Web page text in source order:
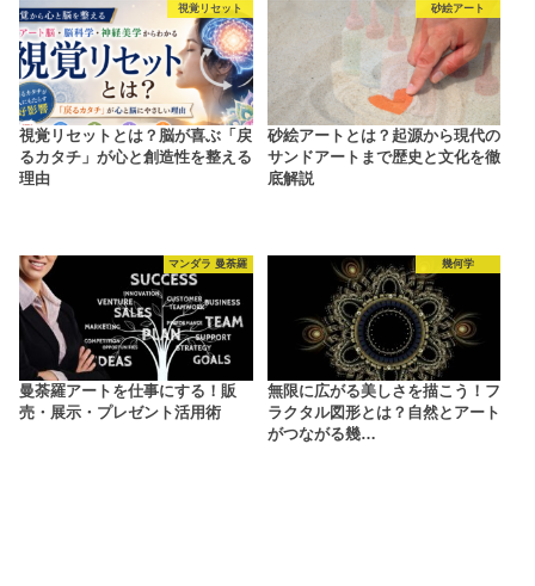
視覚リセット
視覚リセットとは？脳が喜ぶ「戻
るカタチ」が心と創造性を整える
理由
砂絵アート
砂絵アートとは？起源から現代の
サンドアートまで歴史と文化を徹
底解説
マンダラ 曼荼羅
曼荼羅アートを仕事にする！販
売・展示・プレゼント活用術
幾何学
無限に広がる美しさを描こう！フ
ラクタル図形とは？自然とアート
がつながる幾…